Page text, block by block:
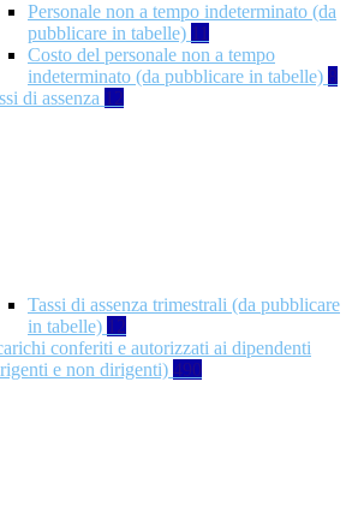
Personale non a tempo indeterminato (da
pubblicare in tabelle) 11
Costo del personale non a tempo
indeterminato (da pubblicare in tabelle) 8
di assenza 12
Tassi di assenza trimestrali (da pubblicare
in tabelle) 12
conferiti e autorizzati ai dipendenti
e non dirigenti) 490